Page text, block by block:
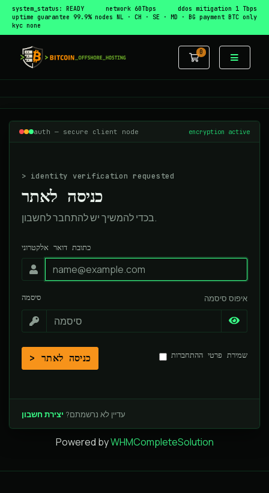
system_status: READY network 60Tbps
ddos mitigation 1 Tbps
uptime guarantee 99.9% nodes NL · CH · SE · MD · BG payment BTC only
kyc none
0
עגלת קניות
auth — secure client node encryption active
> identity verification requested
כניסה לאתר
בכדי להמשיך יש להתחבר לחשבון.
כתובת דואר אלקטרוני
סיסמה איפוס סיסמה
כניסה לאתר שמירת פרטי ההתחברות
עדיין לא נרשמתם? יצירת חשבון
Powered byWHMCompleteSolution